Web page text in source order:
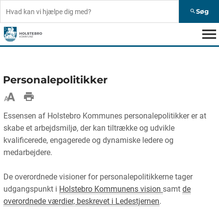
search Søg
menu
Personalepolitikker
Essensen af Holstebro Kommunes personalepolitikker er at
skabe et arbejdsmiljø, der kan tiltrække og udvikle
kvalificerede, engagerede og dynamiske ledere og
medarbejdere.
De overordnede visioner for personalepolitikkerne tager
udgangspunkt i Holstebro Kommunens visionsamtde
overordnede værdier, beskrevet i Ledestjernen.